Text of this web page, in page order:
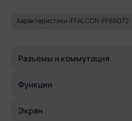
Характеристики iFFALCON iFF65Q72
Разъемы и коммутация
Функции
Экран